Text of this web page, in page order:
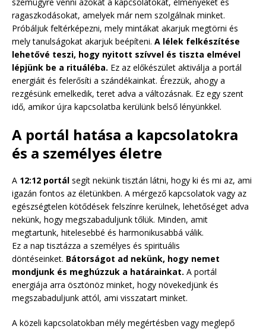
ragaszkodásokat, amelyek már nem szolgálnak minket.
Próbáljuk feltérképezni, mely mintákat akarjuk megtörni és
mely tanulságokat akarjuk beépíteni. A lélek felkészítése
lehetővé teszi, hogy nyitott szívvel és tiszta elmével
lépjünk be a rituáléba. Ez az előkészület aktiválja a portál
energiáit és felerősíti a szándékainkat. Érezzük, ahogy a
rezgésünk emelkedik, teret adva a változásnak. Ez egy szent
idő, amikor újra kapcsolatba kerülünk belső lényünkkel.
A portál hatása a kapcsolatokra
és a személyes életre
A 12:12 portál segít nekünk tisztán látni, hogy ki és mi az, ami
igazán fontos az életünkben. A mérgező kapcsolatok vagy az
egészségtelen kötődések felszínre kerülnek, lehetőséget adva
nekünk, hogy megszabaduljunk tőlük. Minden, amit
megtartunk, hitelesebbé és harmonikusabbá válik.
Ez a nap tisztázza a személyes és spirituális
döntéseinket. Bátorságot ad nekünk, hogy nemet
mondjunk és meghúzzuk a határainkat. A portál
energiája arra ösztönöz minket, hogy növekedjünk és
megszabaduljunk attól, ami visszatart minket.
A közeli kapcsolatokban mély megértésben vagy meglepő